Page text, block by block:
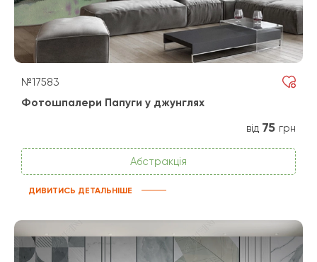
№17583
Фотошпалери Папуги у джунглях
від 75 грн
Абстракція
ДИВИТИСЬ ДЕТАЛЬНІШЕ